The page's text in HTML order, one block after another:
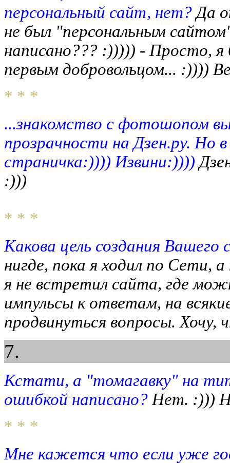
персональный сайт, нет?Да
не был "персональным
написано??? :))))) - Просто,
первым добровольцом... :))))
* * *
...знакомство с фотошопом
прозрачности на Дзен.ру. Но
страничка:)))) Извини:))))
:)))
* * *
Какова цель создания
нигде, пока я ходил по Сети,
я не встретил сайта, где
импульсы к ответам, на
продвинуться вопросы.
7.
Кстати, а "томагавку" на
ошибкой написано? Нет. :)))
* * *
Мне кажется что если уже